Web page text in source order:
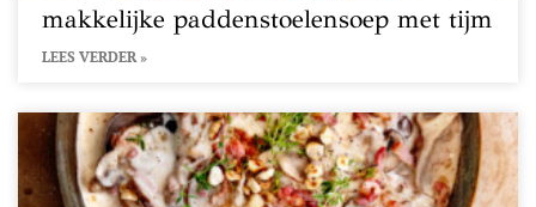
makkelijke paddenstoelensoep met tijm
LEES VERDER »